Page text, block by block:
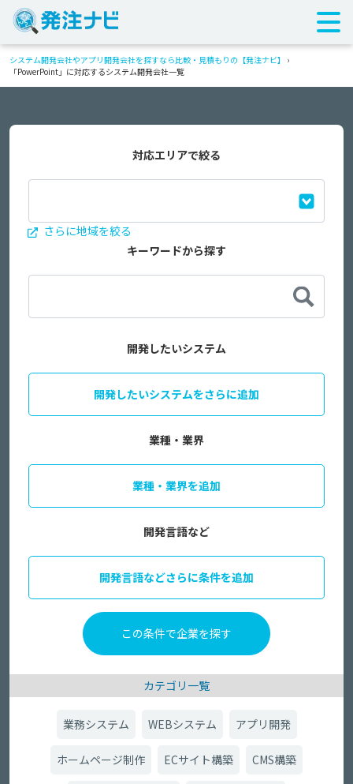
システム開発会社やアプリ開発会社を探すなら比較・見積もりの【発注ナビ】
›
「PowerPoint」に対応するシステム開発会社一覧
対応エリアで絞る
さらに地域を絞る
キーワードから探す
開発したいシステム
開発したいシステムをさらに追加
業種・業界
業種・業界を追加
開発言語など
開発言語などさらに条件を追加
カテゴリ一覧
業務システム WEBシステム アプリ開発
ホームページ制作 ECサイト構築 CMS構築